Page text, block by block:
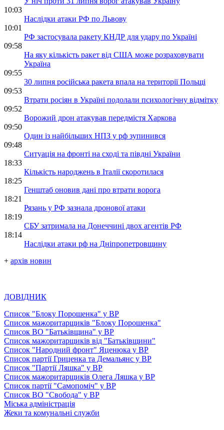
10:03
Наслідки атаки РФ по Львову
10:01
РФ застосувала ракету КНДР для удару по Україні
09:58
На яку кількість ракет від США може розраховувати
Україна
09:55
30 липня російська ракета впала на території Польщі
09:53
Втрати росіян в Україні подолали психологічну відмітку
09:52
Ворожий дрон атакував передмістя Харкова
09:50
Один із найбільших НПЗ у рф зупинився
09:48
Ситуація на фронті на сході та півдні України
18:33
Кількість народжень в Італії скоротилася
18:25
Генштаб оновив дані про втрати ворога
18:21
Рязань у РФ зазнала дронової атаки
18:19
СБУ затримала на Донеччині двох агентів РФ
18:14
Наслідки атаки рф на Дніпропетровщину
+ архів новин
ДОВІДНИК
Список "Блоку Порошенка" у ВР
Список мажоритарщиків "Блоку Порошенка"
Список ВО "Батьківщина" у ВР
Список мажоритарщиків від "Батьківщини"
Список "Народний фронт" Яценюка у ВР
Список партії Гриценка та Демальянс у ВР
Список "Партії Ляшка" у ВР
Список мажоритарщиків Олега Ляшка у ВР
Список партії "Самопоміч" у ВР
Список ВО "Свобода" у ВР
Міська адміністрація
Жеки та комунальні служби